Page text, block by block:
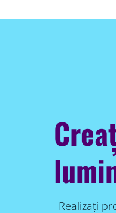
Realizați